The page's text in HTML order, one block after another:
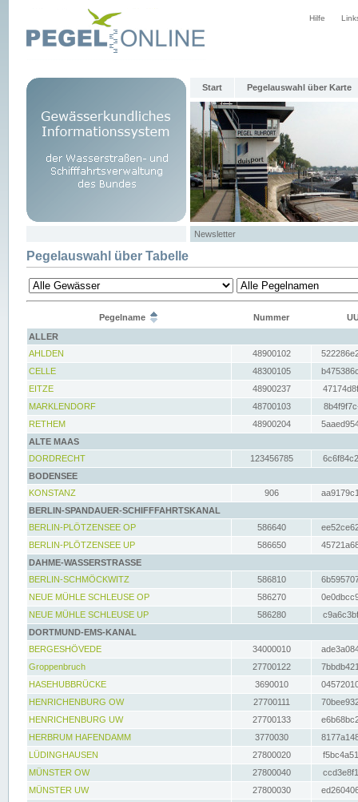
Hilfe
Start Pegelauswahl über Karte
Newsletter
Pegelauswahl über Tabelle
Pegelname Nummer
ALLER
AHLDEN
48900102
CELLE
48300105
EITZE
48900237
MARKLENDORF
48700103
RETHEM
48900204
ALTE MAAS
DORDRECHT
123456785
BODENSEE
KONSTANZ
906
BERLIN-SPANDAUER-SCHIFFFAHRTSKANAL
BERLIN-PLÖTZENSEE OP
586640
BERLIN-PLÖTZENSEE UP
586650
DAHME-WASSERSTRASSE
BERLIN-SCHMÖCKWITZ
586810
NEUE MÜHLE SCHLEUSE OP
586270
NEUE MÜHLE SCHLEUSE UP
586280
DORTMUND-EMS-KANAL
BERGESHÖVEDE
34000010
Groppenbruch
27700122
HASEHUBBRÜCKE
3690010
HENRICHENBURG OW
27700111
HENRICHENBURG UW
27700133
HERBRUM HAFENDAMM
3770030
LÜDINGHAUSEN
27800020
MÜNSTER OW
27800040
MÜNSTER UW
27800030